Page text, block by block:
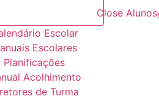
Close
Escolar
Escolares
Planificações
Acolhimento
de Turma